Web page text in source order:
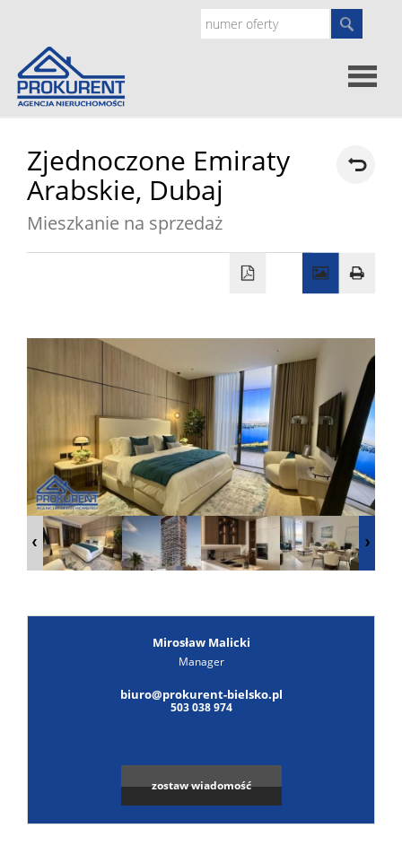
nas
Zgłoś
Zgłoś
ofertę
Zjednoczone Emiraty
Arabskie, Dubaj
Mieszkanie na sprzedaż
Mirosław Malicki
Manager
biuro@prokurent-bielsko.pl
503 038 974
zostaw wiadomość